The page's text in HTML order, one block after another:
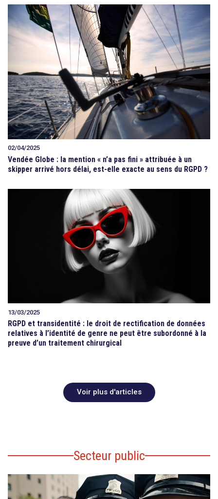
02/04/2025
Vendée Globe : la mention « n’a pas fini » attribuée à un
skipper arrivé hors délai, est-elle exacte au sens du RGPD ?
13/03/2025
RGPD et transidentité : le droit de rectification de données
relatives à l’identité de genre ne peut être subordonné à la
preuve d’un traitement chirurgical
Voir plus d'articles
Secteur public